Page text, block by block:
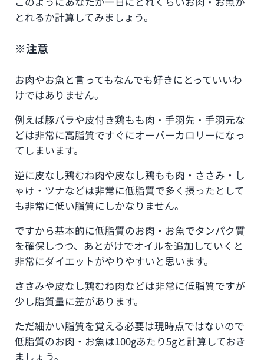
とれるか計算してみましょう。
※注意
お肉やお魚と言ってもなんでも好きにとっていいわ
けではありません。
例えば豚バラや皮付き鶏もも肉・手羽先・手羽元な
どは非常に高脂質ですぐにオーバーカロリーになっ
てしまいます。
逆に皮なし鶏むね肉や皮なし鶏もも肉・ささみ・し
ゃけ・ツナなどは非常に低脂質で多く摂ったとして
も非常に低い脂質にしかなりません。
ですから基本的に低脂質のお肉・お魚でタンパク質
を確保しつつ、あとがけでオイルを追加していくと
非常にダイエットがやりやすいと思います。
ささみや皮なし鶏むね肉などは非常に低脂質ですが
少し脂質量に差があります。
ただ細かい脂質を覚える必要は現時点ではないので
低脂質のお肉・お魚は100gあたり5gと計算しておき
ましょう。